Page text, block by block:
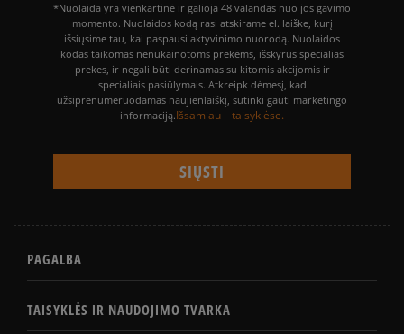
*Nuolaida yra vienkartinė ir galioja 48 valandas nuo jos gavimo
momento. Nuolaidos kodą rasi atskirame el. laiške, kurį
išsiųsime tau, kai paspausi aktyvinimo nuorodą. Nuolaidos
kodas taikomas nenukainotoms prekėms, išskyrus specialias
prekes, ir negali būti derinamas su kitomis akcijomis ir
specialiais pasiūlymais. Atkreipk dėmesį, kad
užsiprenumeruodamas naujienlaiškį, sutinki gauti marketingo
informaciją.Išsamiau – taisyklėse.
PAGALBA
TAISYKLĖS IR NAUDOJIMO TVARKA